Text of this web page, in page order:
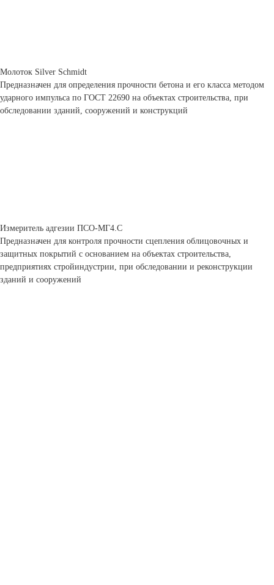
Молоток Silver Schmidt
Предназначен для определения прочности бетона и его класса методом
ударного импульса по ГОСТ 22690 на объектах строительства, при
обследовании зданий, сооружений и конструкций
Измеритель адгезии ПСО-МГ4.С
Предназначен для контроля прочности сцепления облицовочных и
защитных покрытий с основанием на объектах строительства,
предприятиях стройиндустрии, при обследовании и реконструкции
зданий и сооружений